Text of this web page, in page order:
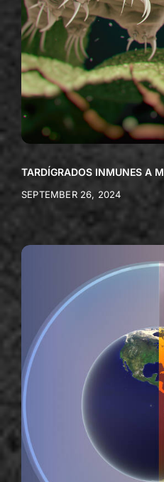
TARDÍGRADOS INMUNES A
SEPTEMBER 26, 2024